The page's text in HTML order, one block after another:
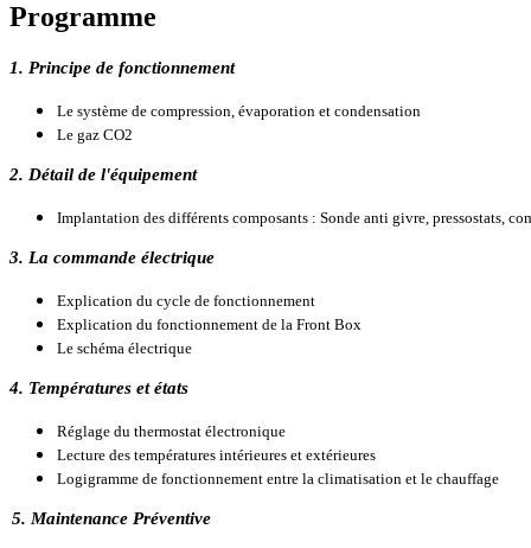
Programme
1. Principe de fonctionnement
Le système de compression, évaporation et condensation
Le gaz CO2
2. Détail de l'équipement
Implantation des différents composants : Sonde anti givre, pressostats,
3. La commande électrique
Explication du cycle de fonctionnement
Explication du fonctionnement de la Front Box
Le schéma électrique
4. Températures et états
Réglage du thermostat électronique
Lecture des températures intérieures et extérieures
Logigramme de fonctionnement entre la climatisation et le chauffage
5. Maintenance Préventive